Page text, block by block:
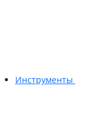
Инструменты